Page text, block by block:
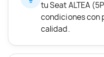
tu Seat ALTEA
condiciones con
calidad.